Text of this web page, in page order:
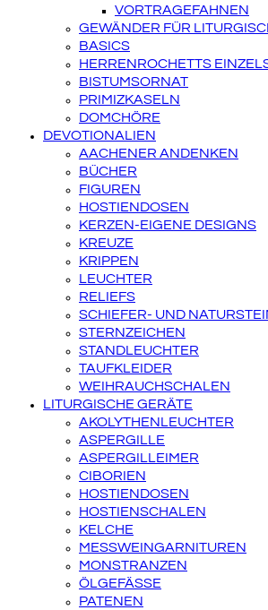
VORTRAGEFAHNEN
GEWÄNDER FÜR
BASICS
HERRENROCHETTS
BISTUMSORNAT
PRIMIZKASELN
DOMCHÖRE
DEVOTIONALIEN
AACHENER ANDENKEN
BÜCHER
FIGUREN
HOSTIENDOSEN
KERZEN-EIGENE DESIGNS
KREUZE
KRIPPEN
LEUCHTER
RELIEFS
SCHIEFER- UND
STERNZEICHEN
STANDLEUCHTER
TAUFKLEIDER
WEIHRAUCHSCHALEN
LITURGISCHE GERÄTE
AKOLYTHENLEUCHTER
ASPERGILLE
ASPERGILLEIMER
CIBORIEN
HOSTIENDOSEN
HOSTIENSCHALEN
KELCHE
MESSWEINGARNITUREN
MONSTRANZEN
ÖLGEFÄSSE
PATENEN